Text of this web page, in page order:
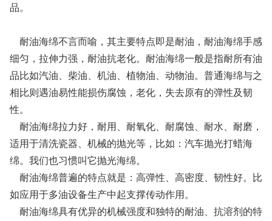
品。
耐油海绵不言而喻，其主要特点即是耐油，耐油海绵手感
细匀，拉伸力强，耐油抗老化。耐油海绵一般是指耐所有油
品比如汽油、柴油、机油、植物油、动物油。普通海绵与之
相比则遇油易性能损伤腐蚀，老化，失去原有的弹性及韧
性。
耐油海绵拉力好，耐用、耐氧化、耐腐蚀、耐水、耐磨，
适用于清洗瓷器、机械的抛光等，比如：汽车抛光打蜡海
绵。我们也习惯叫它抛光海绵。
耐油海绵普遍的特点就是：高弹性、高密度、韧性好。比
如应用于多油设备生产中起支撑传动作用。
耐油海绵具有优异的机械强度和独特的耐油、抗溶剂的特